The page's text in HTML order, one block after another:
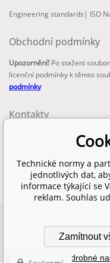
Engineering standards | ISO
Obchodní podmínky
Upozornění! Po stažení
licenční podmínky k těmto
podmínky
Kontakty
info@technickenormy.cz
obchod@technickenormy.cz
Telefon:
+420 377 387 684
SITEMAP
Technické normy a
jednotlivých dat,
informace týkající se
reklam. Souhlas
Zamítnout
Podrobné